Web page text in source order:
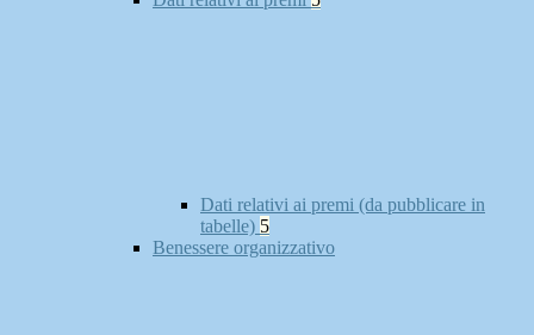
Dati relativi ai premi (da pubblicare in
tabelle) 5
Benessere organizzativo